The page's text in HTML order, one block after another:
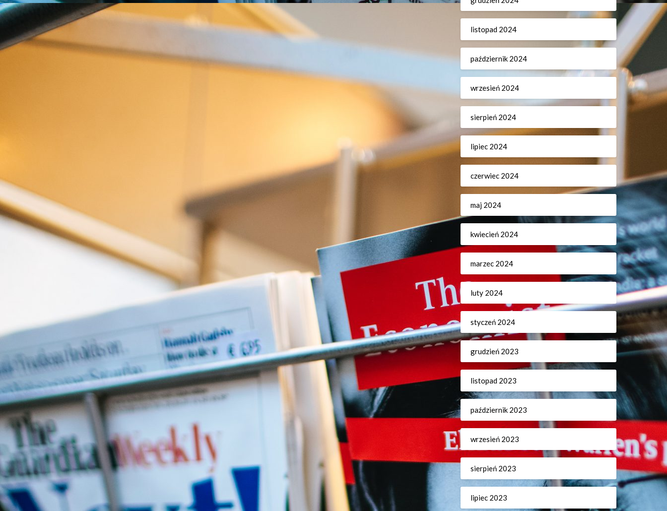
listopad 2024
październik 2024
wrzesień 2024
sierpień 2024
lipiec 2024
czerwiec 2024
maj 2024
kwiecień 2024
marzec 2024
luty 2024
styczeń 2024
grudzień 2023
listopad 2023
październik 2023
wrzesień 2023
sierpień 2023
lipiec 2023